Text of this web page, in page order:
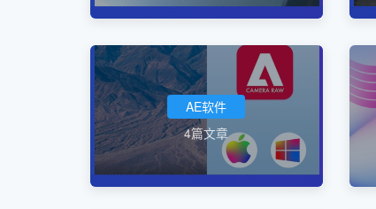
AE软件
4篇文章